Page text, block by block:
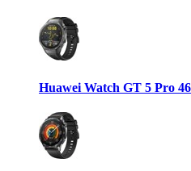
Huawei Watch GT 5 Pro